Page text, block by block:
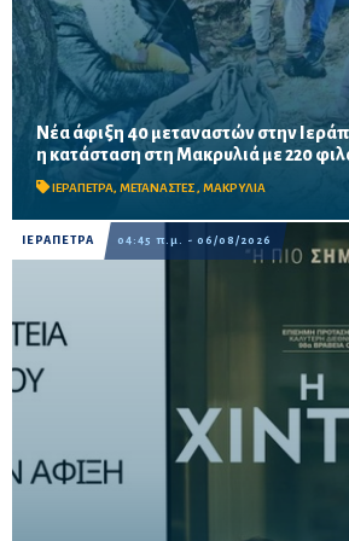
Νέα άφιξη 40 μεταναστών στην
η κατάσταση στη Μακρυλιά με 220
ΙΕΡΑΠΕΤΡΑ, ΜΕΤΑΝΑΣΤΕΣ , ΜΑΚΡΥΛΙΑ
Δύο νέες αφίξεις σε λιγότερο από 24
στο παλιό Δημοτικό Σχολείο, ενώ ακόμη
νότια-νοτιοανατολικά της Ιεράπετρας.
ΙΕΡΑΠΕΤΡΑ 04:45 π.μ. - 06/08/2026